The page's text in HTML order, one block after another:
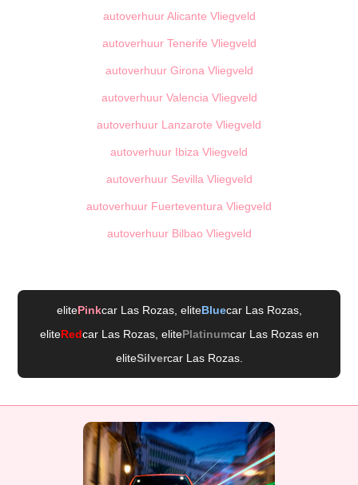
autoverhuur Alicante Vliegveld
autoverhuur Tenerife Vliegveld
autoverhuur Girona Vliegveld
autoverhuur Valencia Vliegveld
autoverhuur Lanzarote Vliegveld
autoverhuur Ibiza Vliegveld
autoverhuur Sevilla Vliegveld
autoverhuur Fuerteventura Vliegveld
autoverhuur Bilbao Vliegveld
elitePinkcar Las Rozas, eliteBluecar Las Rozas,
eliteRedcar Las Rozas, elitePlatinumcar Las Rozasen
eliteSilvercar Las Rozas.